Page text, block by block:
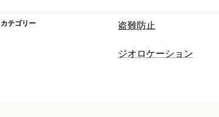
カテゴリー 盗難防止
保護されたアセット
ジオロケーション